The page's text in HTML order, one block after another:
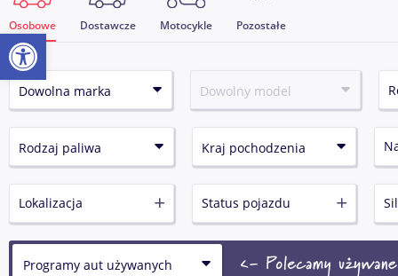
Osobowe Dostawcze Motocykle Pozostałe
Lokalizacja Status pojazdu
Otwórz pasek narzędzi